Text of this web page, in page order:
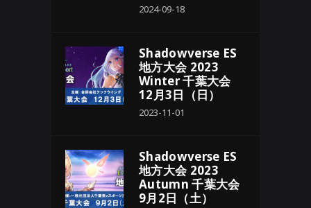
2024-09-18
Shadowverse ES
地方大会 2023
Winter 千葉大会
12月3日（日）
2023-11-01
Shadowverse ES
地方大会 2023
Autumn 千葉大会
9月2日（土）